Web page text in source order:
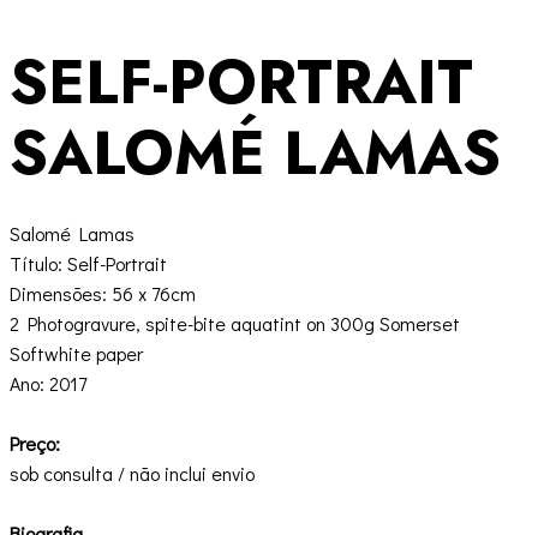
SELF-PORTRAIT
SALOMÉ LAMAS
Salomé Lamas
Título: Self-Portrait
Dimensões: 56 x 76cm
2 Photogravure, spite-bite aquatint on 300g Somerset
Softwhite paper
Ano: 2017
Preço:
sob consulta / não inclui envio